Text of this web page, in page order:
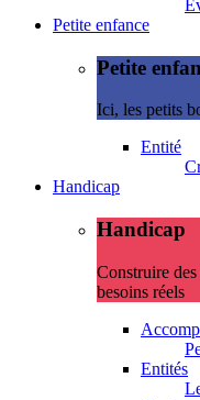
Petite enfance
Petite
Ici, les petits
Entité
Handicap
Handicap
Construire
besoins réels
Entités